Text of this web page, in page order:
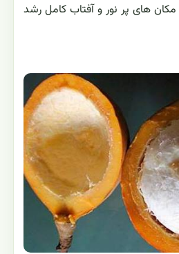
مکان های پر نور و آفتاب کامل رشد